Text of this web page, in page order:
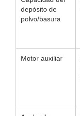
depósito de
polvo/basura
Motor auxiliar